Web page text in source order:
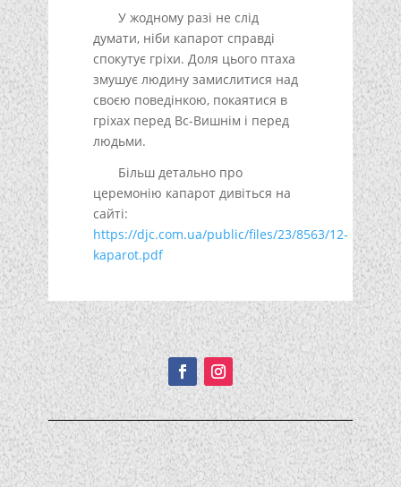
У жодному разі не слід
думати, ніби капарот справді
спокутує гріхи. Доля цього птаха
змушує людину замислитися над
своєю поведінкою, покаятися в
гріхах перед Вс-Вишнім і перед
людьми.
Більш детально про
церемонію капарот дивіться на
сайті:
https://djc.com.ua/public/files/23/8563/12-
kaparot.pdf
Подписывайтесь!